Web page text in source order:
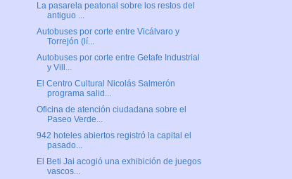
La pasarela peatonal sobre los restos del
antiguo ...
Autobuses por corte entre Vicálvaro y
Torrejón (lí...
Autobuses por corte entre Getafe Industrial
y Vill...
El Centro Cultural Nicolás Salmerón
programa salid...
Oficina de atención ciudadana sobre el
Paseo Verde...
942 hoteles abiertos registró la capital el
pasado...
El Beti Jai acogió una exhibición de juegos
vascos...